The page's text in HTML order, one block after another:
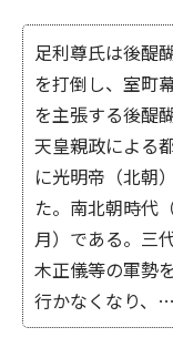
足利尊氏は後醍
を打倒し、室町
を主張する後醍
天皇親政による
に光明帝（北朝
た。南北朝時代
月）である。三
木正儀等の軍勢
行かなくなり、…